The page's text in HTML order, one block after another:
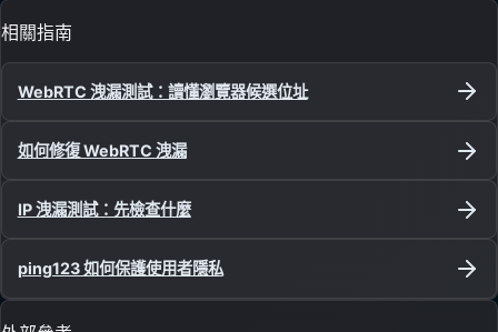
相關指南
WebRTC 洩漏測試：讀懂瀏覽器候選位址
如何修復 WebRTC 洩漏
IP 洩漏測試：先檢查什麼
ping123 如何保護使用者隱私